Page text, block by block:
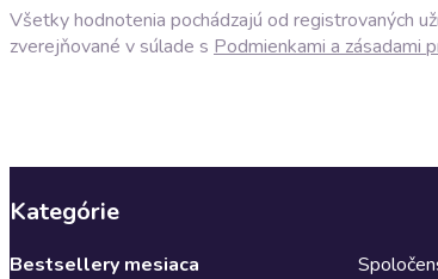
Všetky hodnotenia pochádzajú od registrovaných
zverejňované v súlade s Podmienkami a zásadami
Kategórie
Bestsellery mesiaca